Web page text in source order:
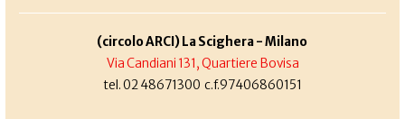
(circolo ARCI) La Scighera - Milano
Via Candiani 131, Quartiere Bovisa
tel. 02 48671300 c.f.97406860151